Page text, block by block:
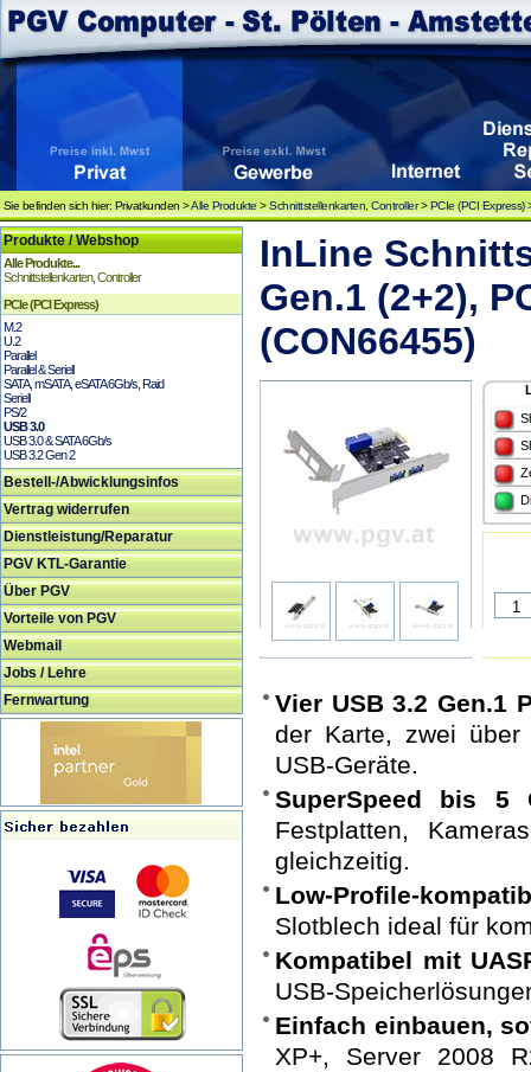
Sie befinden sich hier: Privatkunden >Alle Produkte >Schnittstellenkarten, Controller>PCIe (PCI Express)
Produkte / Webshop
Alle Produkte...
Schnittstellenkarten, Controller
PCIe (PCI Express)
M.2
U.2
Parallel
Parallel & Seriell
SATA, mSATA, eSATA 6Gb/s, Raid
Seriell
PS/2
USB 3.0
USB 3.0 & SATA 6Gb/s
USB 3.2 Gen 2
Bestell-/Abwicklungsinfos
Vertrag widerrufen
Dienstleistung/Reparatur
PGV KTL-Garantie
Über PGV
Vorteile von PGV
Webmail
Jobs / Lehre
Fernwartung
InLine
Gen.1 (2+2),
(CON66455)
Vier USB 3.2 Gen.1
der Karte, zwei über
USB-Geräte.
SuperSpeed bis 5
Festplatten,
gleichzeitig.
Low-Profile-
Slotblech ideal für
Kompatibel mit
USB-
Einfach einbauen,
XP+, Server 2008